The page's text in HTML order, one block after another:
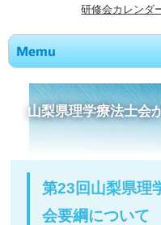
研修会カレンダ
山梨県理学療法士会
第23回山梨県
会要綱について